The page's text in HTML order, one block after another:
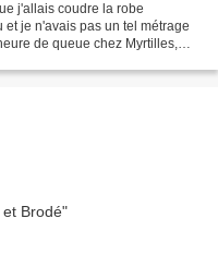
j'allais coudre la robe
je n'avais pas un tel métrage
de queue chez Myrtilles,